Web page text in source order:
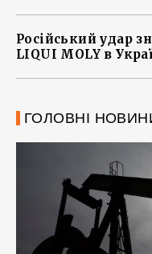
Російський удар
LIQUI MOLY в
ГОЛОВНІ